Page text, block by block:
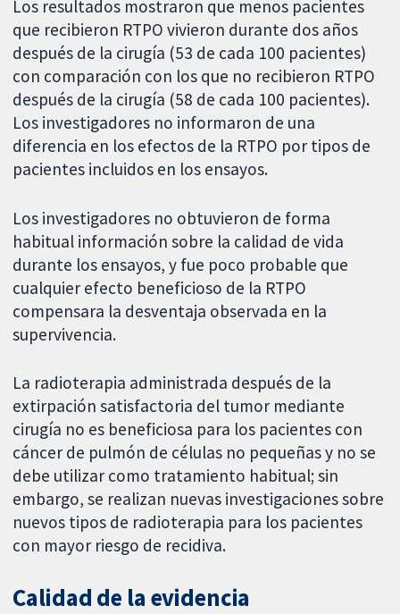
Los resultados mostraron que menos pacientes
que recibieron RTPO vivieron durante dos años
después de la cirugía (53 de cada 100 pacientes)
con comparación con los que no recibieron RTPO
después de la cirugía (58 de cada 100 pacientes).
Los investigadores no informaron de una
diferencia en los efectos de la RTPO por tipos de
pacientes incluidos en los ensayos.
Los investigadores no obtuvieron de forma
habitual información sobre la calidad de vida
durante los ensayos, y fue poco probable que
cualquier efecto beneficioso de la RTPO
compensara la desventaja observada en la
supervivencia.
La radioterapia administrada después de la
extirpación satisfactoria del tumor mediante
cirugía no es beneficiosa para los pacientes con
cáncer de pulmón de células no pequeñas y no se
debe utilizar como tratamiento habitual; sin
embargo, se realizan nuevas investigaciones sobre
nuevos tipos de radioterapia para los pacientes
con mayor riesgo de recidiva.
Calidad de la evidencia